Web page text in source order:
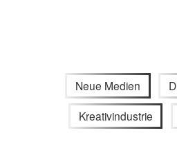
Neue Medien
Kreativindustrie